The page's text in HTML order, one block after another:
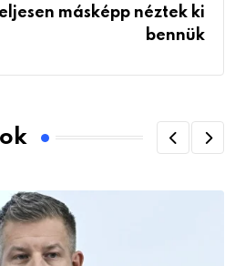
másképp néztek ki
bennük